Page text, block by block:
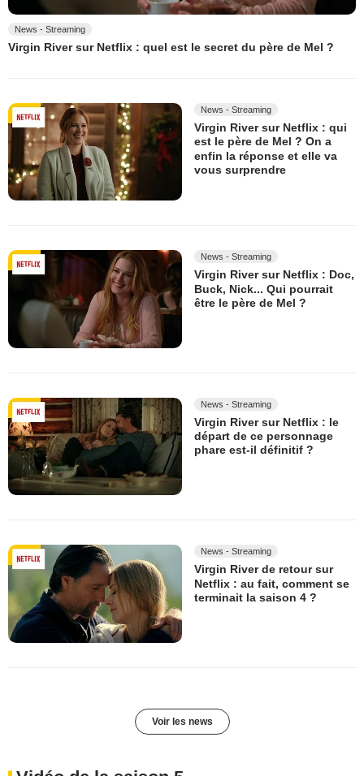
News - Streaming
Virgin River sur Netflix : quel est le secret du père de Mel ?
News - Streaming
Virgin River sur Netflix : qui
est le père de Mel ? On a
enfin la réponse et elle va
vous surprendre
News - Streaming
Virgin River sur Netflix : Doc,
Buck, Nick... Qui pourrait
être le père de Mel ?
News - Streaming
Virgin River sur Netflix : le
départ de ce personnage
phare est-il définitif ?
News - Streaming
Virgin River de retour sur
Netflix : au fait, comment se
terminait la saison 4 ?
Voir les news